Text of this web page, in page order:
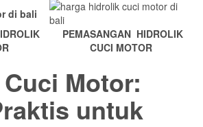
PEMASANGAN HIDROLIK
CUCI MOTOR
Motor:
untuk